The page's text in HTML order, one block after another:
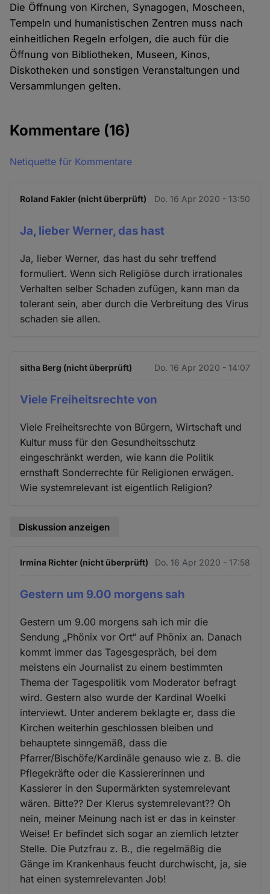
Die Öffnung von Kirchen, Synagogen, Moscheen,
Tempeln und humanistischen Zentren muss nach
einheitlichen Regeln erfolgen, die auch für die
Öffnung von Bibliotheken, Museen, Kinos,
Diskotheken und sonstigen Veranstaltungen und
Versammlungen gelten.
Kommentare (16)
Netiquette für Kommentare
Roland Fakler (nicht überprüft) Do. 16 Apr 2020 - 13:50
Ja, lieber Werner, das hast
Ja, lieber Werner, das hast du sehr treffend
formuliert. Wenn sich Religiöse durch irrationales
Verhalten selber Schaden zufügen, kann man da
tolerant sein, aber durch die Verbreitung des Virus
schaden sie allen.
sitha Berg (nicht überprüft) Do. 16 Apr 2020 - 14:07
Viele Freiheitsrechte von
Viele Freiheitsrechte von Bürgern, Wirtschaft und
Kultur muss für den Gesundheitsschutz
eingeschränkt werden, wie kann die Politik
ernsthaft Sonderrechte für Religionen erwägen.
Wie systemrelevant ist eigentlich Religion?
Diskussion anzeigen
Irmina Richter (nicht überprüft) Do. 16 Apr 2020 - 17:58
Gestern um 9.00 morgens sah
Gestern um 9.00 morgens sah ich mir die
Sendung „Phönix vor Ort“ auf Phönix an. Danach
kommt immer das Tagesgespräch, bei dem
meistens ein Journalist zu einem bestimmten
Thema der Tagespolitik vom Moderator befragt
wird. Gestern also wurde der Kardinal Woelki
interviewt. Unter anderem beklagte er, dass die
Kirchen weiterhin geschlossen bleiben und
behauptete sinngemäß, dass die
Pfarrer/Bischöfe/Kardinäle genauso wie z. B. die
Pflegekräfte oder die Kassiererinnen und
Kassierer in den Supermärkten systemrelevant
wären. Bitte?? Der Klerus systemrelevant?? Oh
nein, meiner Meinung nach ist er das in keinster
Weise! Er befindet sich sogar an ziemlich letzter
Stelle. Die Putzfrau z. B., die regelmäßig die
Gänge im Krankenhaus feucht durchwischt, ja, sie
hat einen systemrelevanten Job!